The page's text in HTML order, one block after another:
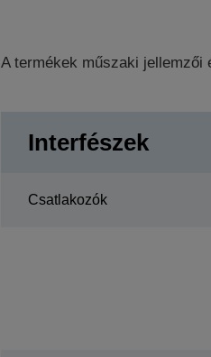
A termékek műszaki jellemzői
Interfészek
Csatlakozók